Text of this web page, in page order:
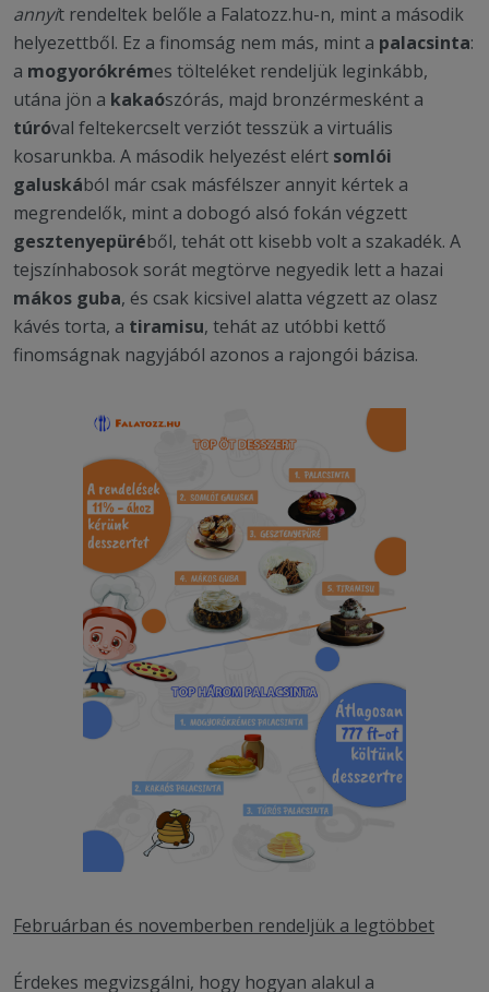
annyit rendeltek belőle a Falatozz.hu-n, mint a második
helyezettből. Ez a finomság nem más, mint a palacsinta:
a mogyorókrémes tölteléket rendeljük leginkább,
utána jön a kakaószórás, majd bronzérmesként a
túróval feltekercselt verziót tesszük a virtuális
kosarunkba. A második helyezést elért somlói
galuskából már csak másfélszer annyit kértek a
megrendelők, mint a dobogó alsó fokán végzett
gesztenyepüréből, tehát ott kisebb volt a szakadék. A
tejszínhabosok sorát megtörve negyedik lett a hazai
mákos guba, és csak kicsivel alatta végzett az olasz
kávés torta, a tiramisu, tehát az utóbbi kettő
finomságnak nagyjából azonos a rajongói bázisa.
Februárban és novemberben rendeljük a legtöbbet
Érdekes megvizsgálni, hogy hogyan alakul a